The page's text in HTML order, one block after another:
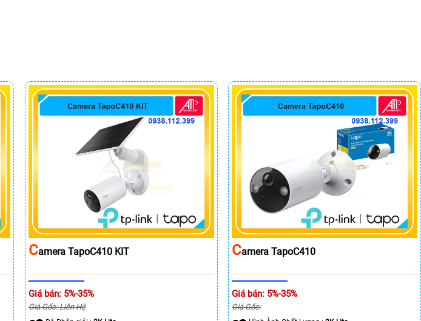
CAmera TapoC410 KIT
Giá bán: 5%-35%
Giá Gốc: Liên Hệ
CAmera TapoC410
Giá bán: 5%-35%
Giá Gốc: